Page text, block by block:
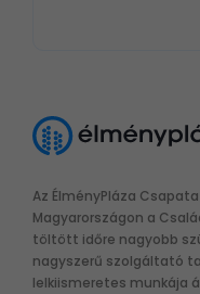
Az ÉlményPláza
Magyarországon a
töltött időre nagyobb
nagyszerű szolgáltató
lelkiismeretes munkája